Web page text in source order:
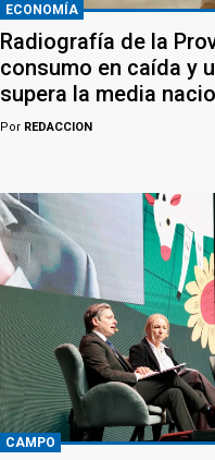
ECONOMÍA
Radiografía de la
consumo en caída y
supera la media
Por REDACCION
CAMPO